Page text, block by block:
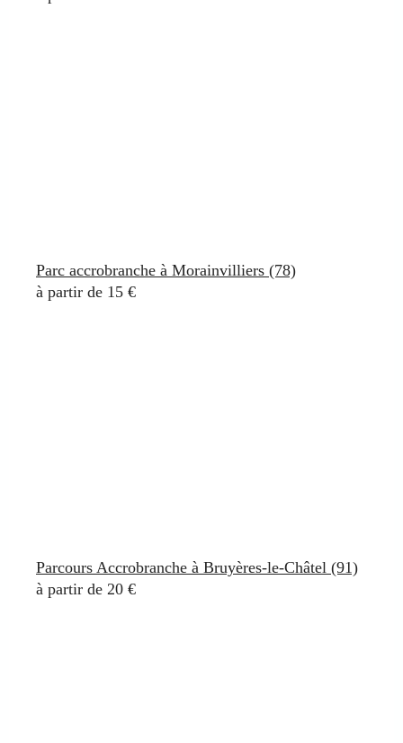
Parc accrobranche à Morainvilliers (78)
à partir de 15 €
Parcours Accrobranche à Bruyères-le-Châtel (91)
à partir de 20 €